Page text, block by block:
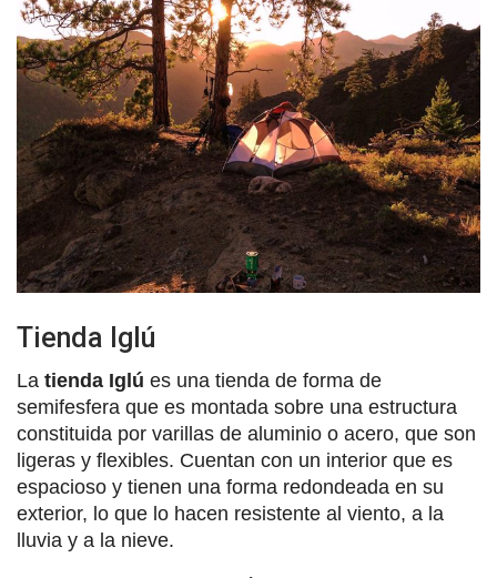
Tienda Iglú
La tienda Iglú es una tienda de forma de
semifesfera que es montada sobre una estructura
constituida por varillas de aluminio o acero, que son
ligeras y flexibles. Cuentan con un interior que es
espacioso y tienen una forma redondeada en su
exterior, lo que lo hacen resistente al viento, a la
lluvia y a la nieve.